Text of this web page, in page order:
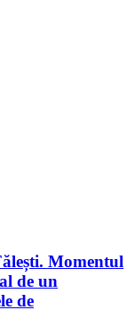
Momentul
de un
de